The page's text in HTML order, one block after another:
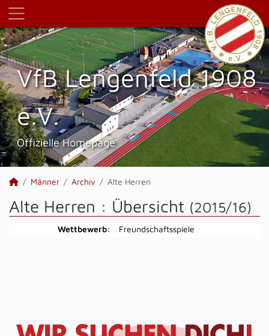
VfB Lengenfeld 1908
e.V.
Offizielle Homepage
Männer Archiv Alte Herren
Alte Herren : Übersicht (2015/16)
Wettbewerb: Freundschaftsspiele